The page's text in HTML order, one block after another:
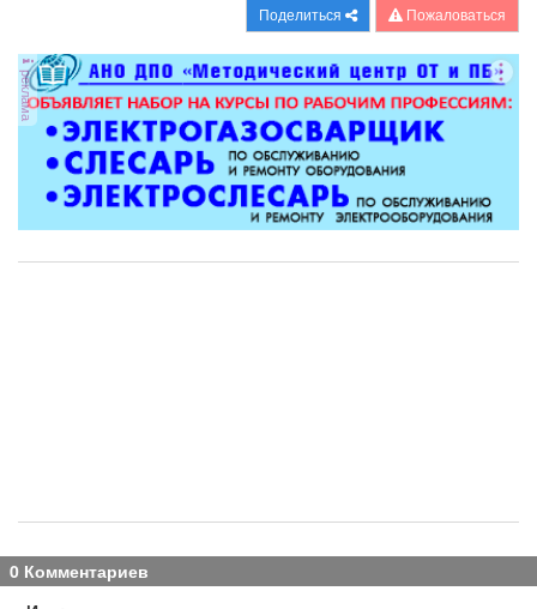
Поделиться Пожаловаться
реклама
0 Комментариев